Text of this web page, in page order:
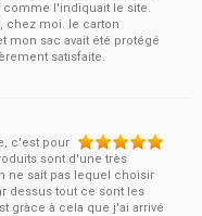
comme l'indiquait le site.
chez moi. le carton
mon sac avait été protégé
satisfaite.
c'est pour
sont d'une très
ne sait pas lequel choisir
dessus tout ce sont les
gràce à cela que j'ai arrivé